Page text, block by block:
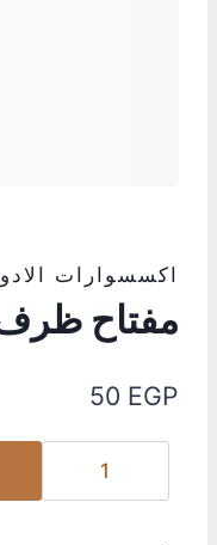
اكسسوارات
مفتاح ظرف
50 EGP